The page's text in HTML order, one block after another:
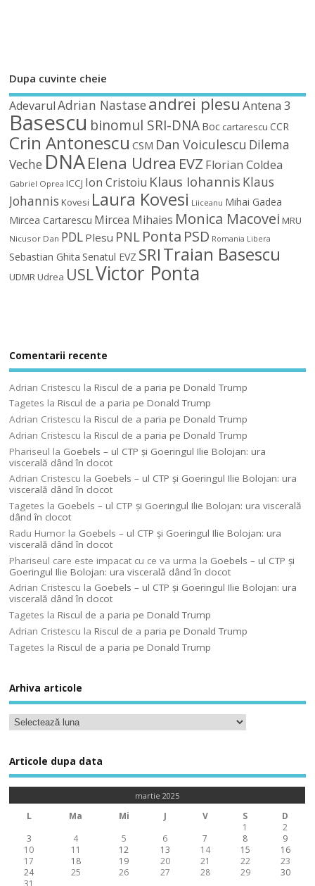
Dupa cuvinte cheie
Adevarul Adrian Nastaseandrei plesuAntena 3
Basescu binomul SRI-DNA Boc cartarescu CCR
Crin Antonescu CSM Dan Voiculescu Dilema
Veche DNAElena Udrea EVZ Florian Coldea
Gabriel Oprea ICCJ Ion Cristoiu Klaus Iohannis Klaus
Johannis Kovesi Laura Kovesi Liiceanu Mihai Gadea
Mircea Cartarescu Mircea Mihaies Monica Macovei MRU
Nicusor Dan PDL Plesu PNL Ponta PSD Romania Libera
Sebastian Ghita Senatul EVZ SRITraian Basescu
UDMRUdrea USLVictor Ponta
Comentarii recente
Adrian Cristescu laRiscul de a paria pe Donald Trump
Tagetes laRiscul de a paria pe Donald Trump
Adrian Cristescu laRiscul de a paria pe Donald Trump
Adrian Cristescu laRiscul de a paria pe Donald Trump
Phariseul la Goebels – ul CTP şi Goeringul Ilie Bolojan: ura
viscerală dând în clocot
Adrian Cristescu la Goebels – ul CTP şi Goeringul Ilie Bolojan: ura
viscerală dând în clocot
Tagetes la Goebels – ul CTP şi Goeringul Ilie Bolojan: ura viscerală
dând în clocot
Radu Humor la Goebels – ul CTP şi Goeringul Ilie Bolojan: ura
viscerală dând în clocot
Phariseul care este impacat cu ce va urma la Goebels – ul CTP şi
Goeringul Ilie Bolojan: ura viscerală dând în clocot
Adrian Cristescu la Goebels – ul CTP şi Goeringul Ilie Bolojan: ura
viscerală dând în clocot
Tagetes laRiscul de a paria pe Donald Trump
Adrian Cristescu laRiscul de a paria pe Donald Trump
Tagetes laRiscul de a paria pe Donald Trump
Arhiva articole
Articole dupa data
martie 2025
L Ma Mi J V S
D
1
2
3
4 5 6 7 8
9
10
11 12 13 14 15
16
17
18 19 20 21 22
23
24
25 26 27 28 29
30